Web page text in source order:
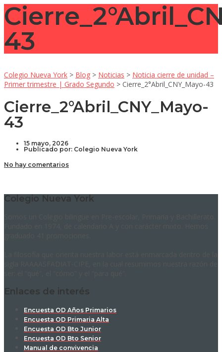
43
Colegio Nueva York > Blog > Noticias > Noticia cierre de unidad –
Primer trimestre | Grado Segundo > Cierre_2°Abril_CNY_Mayo-43
Cierre_2°Abril_CNY_Mayo-
43
15 mayo, 2026
Publicado por: Colegio Nueva York
No hay comentarios
Colegio Nueva York
Enlaces de interés
Encuesta OD Años Primarios
Encuesta OD Primaria Alta
Encuesta OD Bto Junior
Encuesta OD Bto Senior
Manual de convivencia